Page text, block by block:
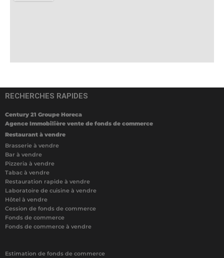
RECHERCHES RAPIDES
Century 21 Groupe Horeca
Agence Immobilière vente de fonds de commerce
Restaurant à vendre
Brasserie à vendre
Bar à vendre
Pizzeria à vendre
Tabac à vendre
Restauration rapide à vendre
Laboratoire de cuisine à vendre
Hôtel à vendre
Cession de fonds de commerce
Fonds de commerce
Fonds de commerce à vendre
Estimation de fonds de commerce